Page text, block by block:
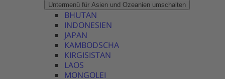
Untermenü für Asien und Ozeanien umschalten
BHUTAN
INDONESIEN
JAPAN
KAMBODSCHA
KIRGISISTAN
LAOS
MONGOLEI